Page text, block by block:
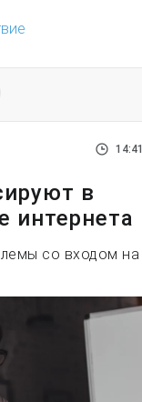
14:41
в
интернета
со входом на